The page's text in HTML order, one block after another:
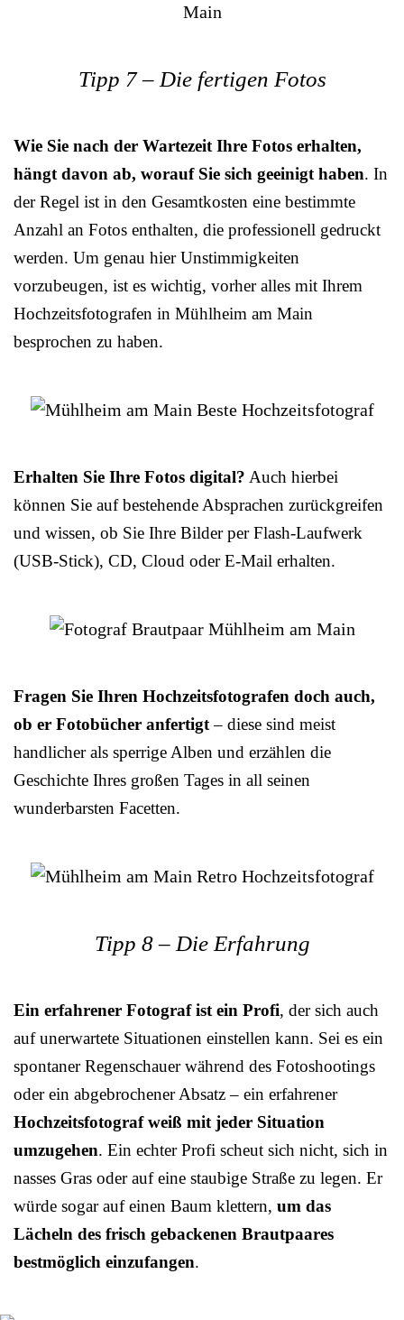
Tipp 7 – Die fertigen Fotos
Wie Sie nach der Wartezeit Ihre Fotos erhalten,
hängt davon ab, worauf Sie sich geeinigt haben. In
der Regel ist in den Gesamtkosten eine bestimmte
Anzahl an Fotos enthalten, die professionell gedruckt
werden. Um genau hier Unstimmigkeiten
vorzubeugen, ist es wichtig, vorher alles mit Ihrem
Hochzeitsfotografen in Mühlheim am Main
besprochen zu haben.
Erhalten Sie Ihre Fotos digital? Auch hierbei
können Sie auf bestehende Absprachen zurückgreifen
und wissen, ob Sie Ihre Bilder per Flash-Laufwerk
(USB-Stick), CD, Cloud oder E-Mail erhalten.
Fragen Sie Ihren Hochzeitsfotografen doch auch,
ob er Fotobücher anfertigt– diese sind meist
handlicher als sperrige Alben und erzählen die
Geschichte Ihres großen Tages in all seinen
wunderbarsten Facetten.
Tipp 8 – Die Erfahrung
Ein erfahrener Fotograf ist ein Profi, der sich auch
auf unerwartete Situationen einstellen kann. Sei es ein
spontaner Regenschauer während des Fotoshootings
oder ein abgebrochener Absatz – ein erfahrener
Hochzeitsfotograf weiß mit jeder Situation
umzugehen. Ein echter Profi scheut sich nicht, sich in
nasses Gras oder auf eine staubige Straße zu legen. Er
würde sogar auf einen Baum klettern, um das
Lächeln des frisch gebackenen Brautpaares
bestmöglich einzufangen.